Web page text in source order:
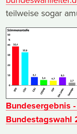
teilweise sogar
Bundesergebnis
Bundestagswahl